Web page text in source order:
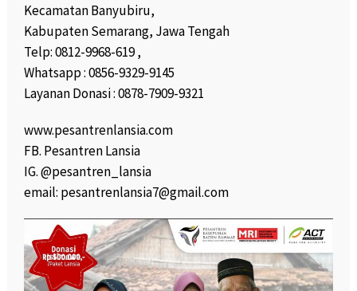
Kecamatan Banyubiru,
Kabupaten Semarang, Jawa Tengah
Telp: 0812-9968-619 ,
Whatsapp : 0856-9329-9145
Layanan Donasi : 0878-7909-9321
www.pesantrenlansia.com
FB. Pesantren Lansia
IG. @pesantren_lansia
email: pesantrenlansia7@gmail.com